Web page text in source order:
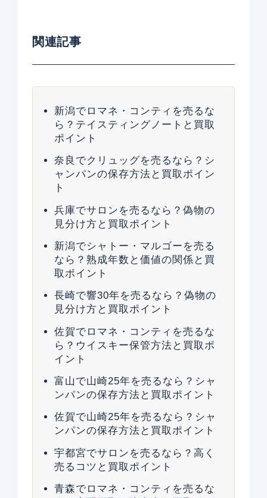
関連記事
新潟でロマネ・コンティを売るな
ら？テイスティングノートと買取
ポイント
奈良でクリュッグを売るなら？シ
ャンパンの保存方法と買取ポイン
ト
兵庫でサロンを売るなら？偽物の
見分け方と買取ポイント
新潟でシャトー・マルゴーを売る
なら？熟成年数と価値の関係と買
取ポイント
長崎で響30年を売るなら？偽物の
見分け方と買取ポイント
佐賀でロマネ・コンティを売るな
ら？ウイスキー保管方法と買取ポ
イント
富山で山崎25年を売るなら？シャ
ンパンの保存方法と買取ポイント
佐賀で山崎25年を売るなら？シャ
ンパンの保存方法と買取ポイント
宇都宮でサロンを売るなら？高く
売るコツと買取ポイント
青森でロマネ・コンティを売るな